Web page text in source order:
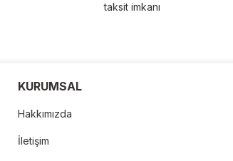
taksit imkanı
KURUMSAL
Hakkımızda
İletişim